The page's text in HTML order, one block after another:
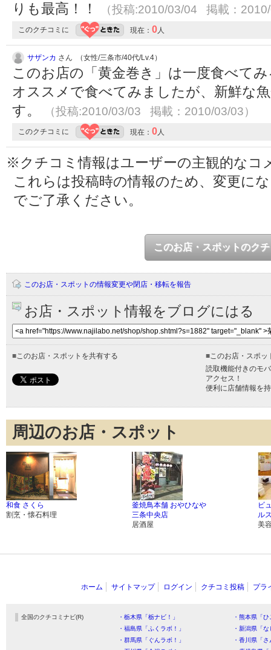
りも最高！！
（投稿:2010/03/04 掲載：
このクチコミに 現在： 0人
サザンカ さん （女性/三条市/40代/Lv.4）
このお店の「黄金巻き」は一度食べて
オススメで食べてみましたが、新鮮な
す。
（投稿:2010/03/03 掲載：2010/03/03）
このクチコミに 現在： 0人
※クチコミ情報はユーザーの主観的なコ
これらは投稿時の情報のため、変更に
でご了承ください。
このお店・スポットのク
このお店・スポットの情報変更や閉店・移転を報告
お店・スポット情報をブログにはる
■このお店・スポットを共有する ■このお店・スポッ
読取機能付きのモ
アクセス！
便利に店舗情報を
周辺のお店・スポット
和食 さくら
割烹・懐石料理
釜焼鳥本舗 おやひなや
三条中央店
居酒屋
ビ
ル
美
ホーム サイトマップ ログイン クチコミ投稿 プラ
全国のクチコミナビ(R) ・栃木県「栃ナビ！」
・熊本県「
・福島県「ふくラボ！」
・新潟県「
・群馬県「ぐんラボ！」
・香川県「